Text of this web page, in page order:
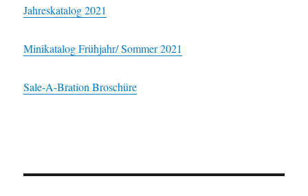
Jahreskatalog 2021
Minikatalog Frühjahr/ Sommer 2021
Sale-A-Bration Broschüre